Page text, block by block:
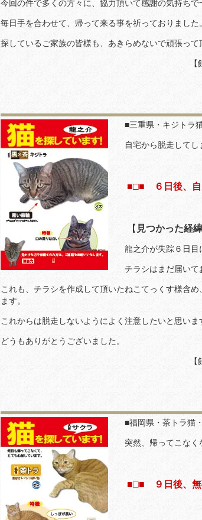
今回の件で多くの方々に、協力頂いて感謝の気持ちで
毎日手を合わせて、帰って来る事を祈っておりました
探しているご家族の皆様も、あきらめないで頑張って
■三重県・キジトラ猫
自宅から脱走してし
■□■ ６日後、自
【 見つかった経緯
龍之介が失踪６日目
チラシはまだ届いてお
これも、チラシを作成して頂いたねこてっくす様含
ます。
これからは脱走しないようによく注意したいと思いま
どうもありがとうございました。
■福岡県・茶トラ猫・
突然、帰ってこなく
■□■ ９日後、無